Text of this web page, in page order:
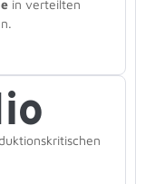
in verteilten